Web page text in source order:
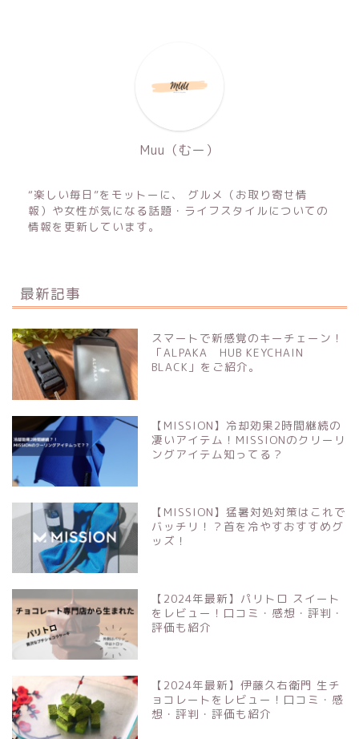
Muu（むー）
“楽しい毎日”をモットーに、 グルメ（お取り寄せ情
報）や女性が気になる話題・ライフスタイルについての
情報を更新しています。
最新記事
スマートで新感覚のキーチェーン！
「ALPAKA HUB KEYCHAIN
BLACK」をご紹介。
【MISSION】冷却効果2時間継続の
凄いアイテム！MISSIONのクリーリ
ングアイテム知ってる？
【MISSION】猛暑対処対策はこれで
バッチリ！？首を冷やすおすすめグ
ッズ！
【2024年最新】パリトロ スイート
をレビュー！口コミ・感想・評判・
評価も紹介
【2024年最新】伊藤久右衛門 生チ
ョコレートをレビュー！口コミ・感
想・評判・評価も紹介